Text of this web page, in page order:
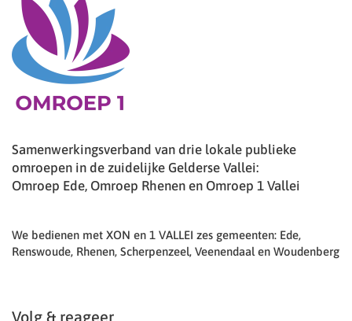
Samenwerkingsverband van drie lokale publieke
omroepen in de zuidelijke Gelderse Vallei:
Omroep Ede, Omroep Rhenen en Omroep 1 Vallei
We bedienen met XON en 1 VALLEI zes gemeenten: Ede,
Renswoude, Rhenen, Scherpenzeel, Veenendaal en Woudenberg
Volg & reageer